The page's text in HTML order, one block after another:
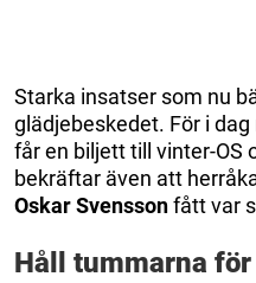
Starka insatser som nu
glädjebeskedet. För i
får en biljett till vinter-OS
bekräftar även att
Oskar Svenssonfått var
Håll tummarna